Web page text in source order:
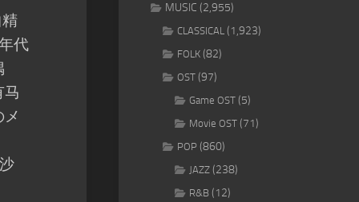
代
马
MUSIC (2,955)
CLASSICAL (1,923)
FOLK (82)
OST (97)
Game OST (5)
Movie OST (71)
POP (860)
JAZZ (238)
R&B (12)